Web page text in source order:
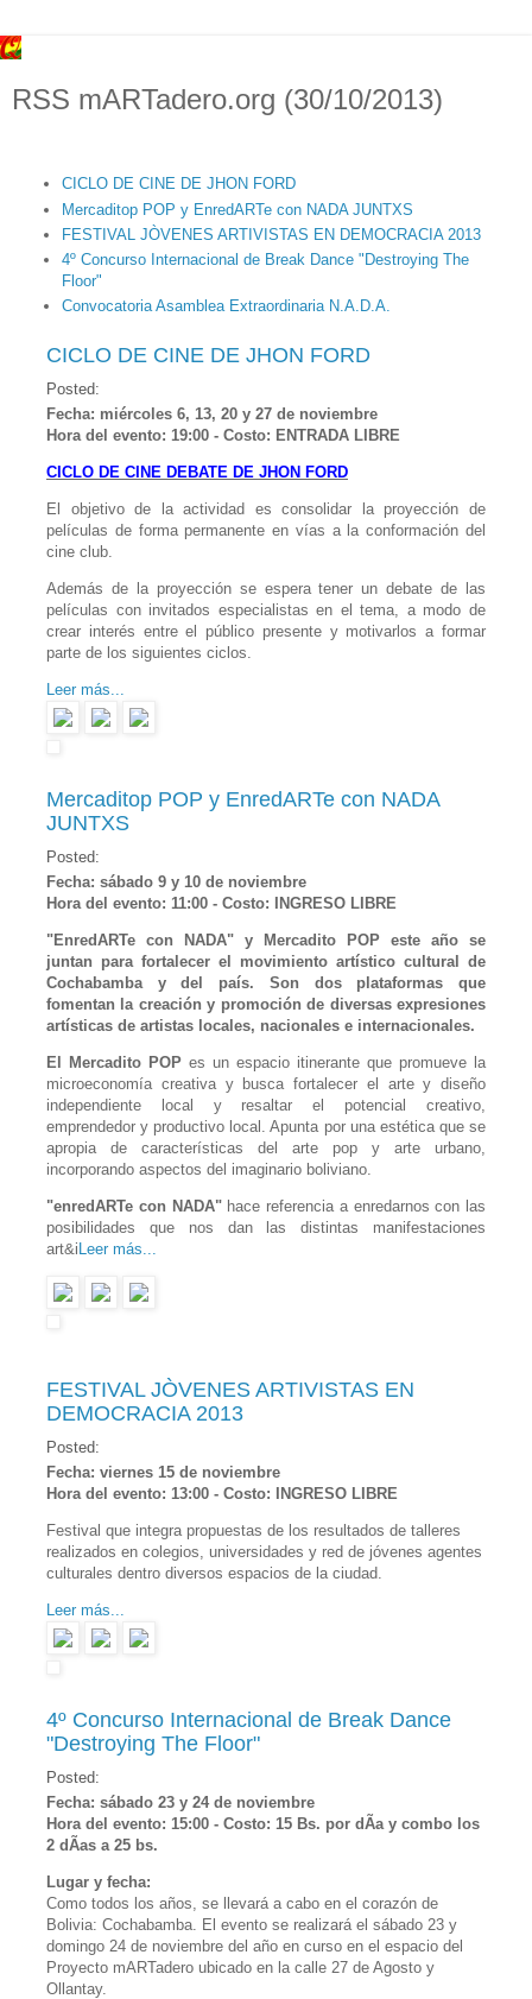
RSS mARTadero.org (30/10/2013)
CICLO DE CINE DE JHON FORD
Mercaditop POP y EnredARTe con NADA JUNTXS
FESTIVAL JÒVENES ARTIVISTAS EN DEMOCRACIA 2013
4º Concurso Internacional de Break Dance "Destroying The
Floor"
Convocatoria Asamblea Extraordinaria N.A.D.A.
CICLO DE CINE DE JHON FORD
Posted:
Fecha: miércoles 6, 13, 20 y 27 de noviembre
Hora del evento: 19:00 - Costo: ENTRADA LIBRE
CICLO DE CINE DEBATE DE JHON FORD
El objetivo de la actividad es consolidar la proyección de
películas de forma permanente en vías a la conformación del
cine club.
Además de la proyección se espera tener un debate de las
películas con invitados especialistas en el tema, a modo de
crear interés entre el público presente y motivarlos a formar
parte de los siguientes ciclos.
Leer más...
Mercaditop POP y EnredARTe con NADA
JUNTXS
Posted:
Fecha: sábado 9 y 10 de noviembre
Hora del evento: 11:00 - Costo: INGRESO LIBRE
"EnredARTe con NADA" y Mercadito POP este año se
juntan para fortalecer el movimiento artístico cultural de
Cochabamba y del país. Son dos plataformas que
fomentan la creación y promoción de diversas expresiones
artísticas de artistas locales, nacionales e internacionales.
El Mercadito POP es un espacio itinerante que promueve la
microeconomía creativa y busca fortalecer el arte y diseño
independiente local y resaltar el potencial creativo,
emprendedor y productivo local. Apunta por una estética que se
apropia de características del arte pop y arte urbano,
incorporando aspectos del imaginario boliviano.
"enredARTe con NADA"hace referencia a enredarnos con las
posibilidades que nos dan las distintas manifestaciones
art&i Leer más...
FESTIVAL JÒVENES ARTIVISTAS EN
DEMOCRACIA 2013
Posted:
Fecha: viernes 15 de noviembre
Hora del evento: 13:00 - Costo: INGRESO LIBRE
Festival que integra propuestas de los resultados de talleres
realizados en colegios, universidades y red de jóvenes agentes
culturales dentro diversos espacios de la ciudad.
Leer más...
4º Concurso Internacional de Break Dance
"Destroying The Floor"
Posted:
Fecha: sábado 23 y 24 de noviembre
Hora del evento: 15:00 - Costo: 15 Bs. por dÃ­a y combo los
2 dÃ­as a 25 bs.
Lugar y fecha:
Como todos los años, se llevará a cabo en el corazón de
Bolivia: Cochabamba. El evento se realizará el sábado 23 y
domingo 24 de noviembre del año en curso en el espacio del
Proyecto mARTadero ubicado en la calle 27 de Agosto y
Ollantay.